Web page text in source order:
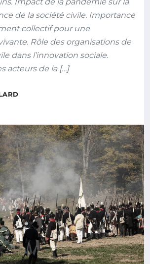
de la société civile. Importance
collectif pour une
Rôle des organisations de
dans l’innovation sociale.
acteurs de la […]